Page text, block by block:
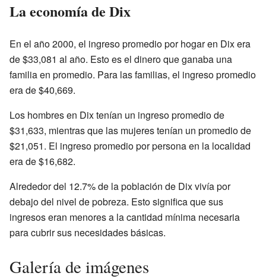
La economía de Dix
En el año 2000, el ingreso promedio por hogar en Dix era
de $33,081 al año. Esto es el dinero que ganaba una
familia en promedio. Para las familias, el ingreso promedio
era de $40,669.
Los hombres en Dix tenían un ingreso promedio de
$31,633, mientras que las mujeres tenían un promedio de
$21,051. El ingreso promedio por persona en la localidad
era de $16,682.
Alrededor del 12.7% de la población de Dix vivía por
debajo del nivel de pobreza. Esto significa que sus
ingresos eran menores a la cantidad mínima necesaria
para cubrir sus necesidades básicas.
Galería de imágenes